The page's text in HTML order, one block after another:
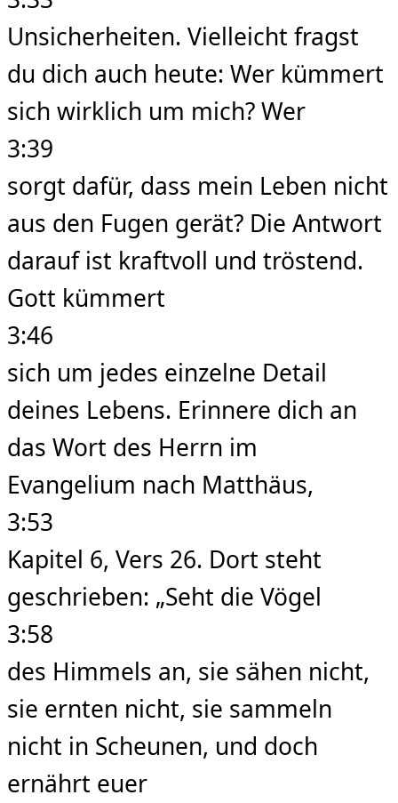
Unsicherheiten. Vielleicht fragst
du dich auch heute: Wer kümmert
sich wirklich um mich? Wer
3:39
sorgt dafür, dass mein Leben nicht
aus den Fugen gerät? Die Antwort
darauf ist kraftvoll und tröstend.
Gott kümmert
3:46
sich um jedes einzelne Detail
deines Lebens. Erinnere dich an
das Wort des Herrn im
Evangelium nach Matthäus,
3:53
Kapitel 6, Vers 26. Dort steht
geschrieben: „Seht die Vögel
3:58
des Himmels an, sie sähen nicht,
sie ernten nicht, sie sammeln
nicht in Scheunen, und doch
ernährt euer